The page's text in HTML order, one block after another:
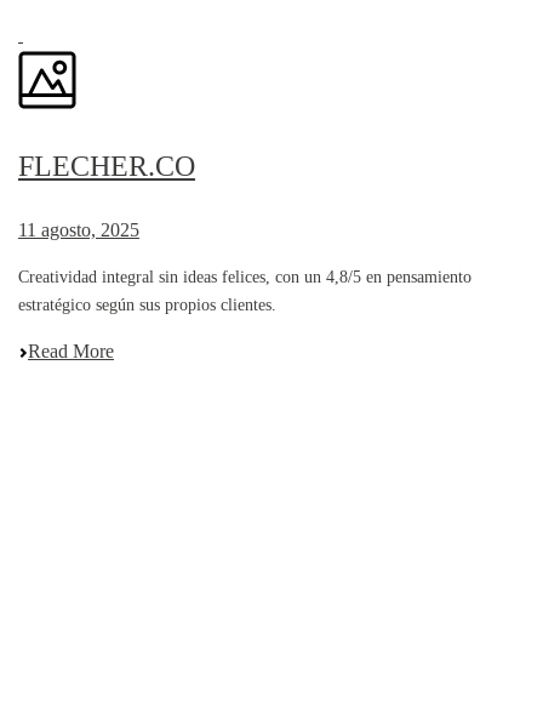
FLECHER.CO
11 agosto, 2025
Creatividad integral sin ideas felices, con un 4,8/5 en pensamiento
estratégico según sus propios clientes.
Read More